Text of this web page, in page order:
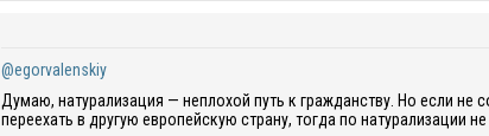
@egorvalenskiy
Думаю, натурализация — неплохой путь к гражданству. Но если не
переехать в другую европейскую страну, тогда по натурализации